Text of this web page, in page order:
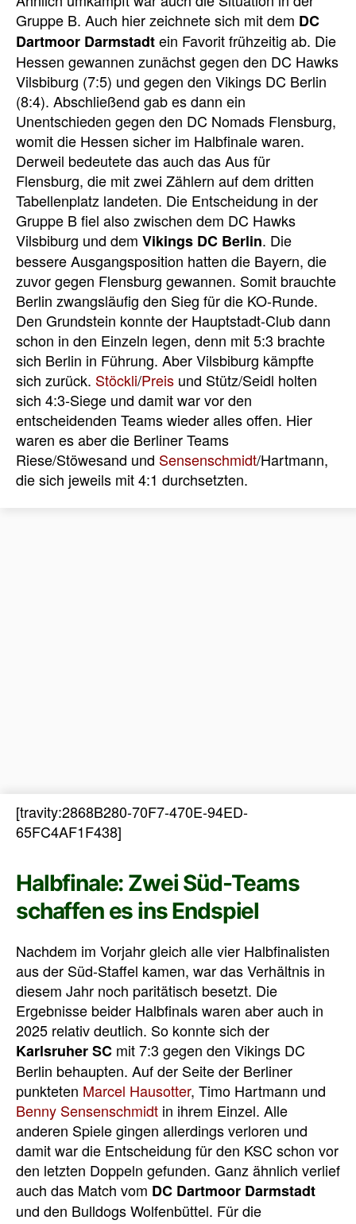
Gruppe B. Auch hier zeichnete sich mit dem DC
Dartmoor Darmstadtein Favorit frühzeitig ab. Die
Hessen gewannen zunächst gegen den DC Hawks
Vilsbiburg (7:5) und gegen den Vikings DC Berlin
(8:4). Abschließend gab es dann ein
Unentschieden gegen den DC Nomads Flensburg,
womit die Hessen sicher im Halbfinale waren.
Derweil bedeutete das auch das Aus für
Flensburg, die mit zwei Zählern auf dem dritten
Tabellenplatz landeten. Die Entscheidung in der
Gruppe B fiel also zwischen dem DC Hawks
Vilsbiburg und dem Vikings DC Berlin. Die
bessere Ausgangsposition hatten die Bayern, die
zuvor gegen Flensburg gewannen. Somit brauchte
Berlin zwangsläufig den Sieg für die KO-Runde.
Den Grundstein konnte der Hauptstadt-Club dann
schon in den Einzeln legen, denn mit 5:3 brachte
sich Berlin in Führung. Aber Vilsbiburg kämpfte
sich zurück. Stöckli/Preis und Stütz/Seidl holten
sich 4:3-Siege und damit war vor den
entscheidenden Teams wieder alles offen. Hier
waren es aber die Berliner Teams
Riese/Stöwesand und Sensenschmidt/Hartmann,
die sich jeweils mit 4:1 durchsetzten.
[travity:2868B280-70F7-470E-94ED-
65FC4AF1F438]
Halbfinale: Zwei Süd-Teams
schaffen es ins Endspiel
Nachdem im Vorjahr gleich alle vier Halbfinalisten
aus der Süd-Staffel kamen, war das Verhältnis in
diesem Jahr noch paritätisch besetzt. Die
Ergebnisse beider Halbfinals waren aber auch in
2025 relativ deutlich. So konnte sich der
Karlsruher SC mit 7:3 gegen den Vikings DC
Berlin behaupten. Auf der Seite der Berliner
punkteten Marcel Hausotter, Timo Hartmann und
Benny Sensenschmidt in ihrem Einzel. Alle
anderen Spiele gingen allerdings verloren und
damit war die Entscheidung für den KSC schon vor
den letzten Doppeln gefunden. Ganz ähnlich verlief
auch das Match vom DC Dartmoor Darmstadt
und den Bulldogs Wolfenbüttel. Für die